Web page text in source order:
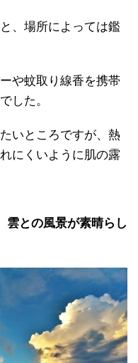
、場所によっては鑑
や蚊取り線香を携帯
した。
いところですが、熱
にくいように肌の露
雲との風景が素晴らし